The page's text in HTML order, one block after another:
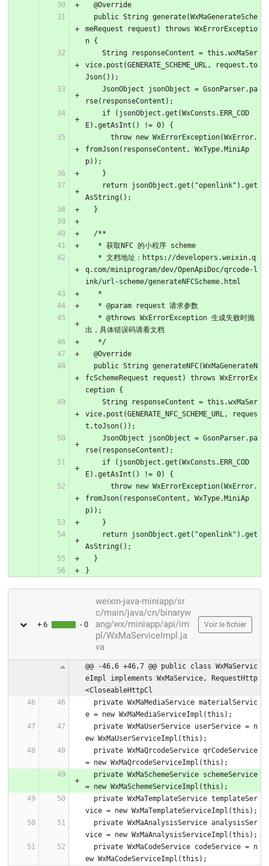
  @Override
meRequest request) throws WxErrorExceptio
n {
vice.post(GENERATE_SCHEME_URL, request.to
Json());
rse(responseContent);
E).getAsInt() != 0) {
fromJson(responseContent, WxType.MiniAp
p));
    }
AsString();
  }
  /**
   * 获取NFC 的小程序 scheme
q.com/miniprogram/dev/OpenApiDoc/qrcode-l
ink/url-scheme/generateNFCScheme.html
   *
   * @param request 请求参数
出，具体错误码请看文档
   */
  @Override
fcSchemeRequest request) throws WxErrorEx
ception {
vice.post(GENERATE_NFC_SCHEME_URL, reques
t.toJson());
rse(responseContent);
E).getAsInt() != 0) {
fromJson(responseContent, WxType.MiniAp
p));
    }
AsString();
  }
}
+ 6 - 0
weixin-java-miniapp/sr
c/main/java/cn/binaryw
ang/wx/miniapp/api/im
pl/WxMaServiceImpl.ja
va
Voir le fichier
@@ -46,6 +46,7 @@ public class WxMaServic
eImpl implements WxMaService, RequestHttp
<CloseableHttpCl
e = new WxMaMediaServiceImpl(this);
ew WxMaUserServiceImpl(this);
= new WxMaQrcodeServiceImpl(this);
= new WxMaSchemeServiceImpl(this);
vice = new WxMaTemplateServiceImpl(this);
vice = new WxMaAnalysisServiceImpl(this);
ew WxMaCodeServiceImpl(this);